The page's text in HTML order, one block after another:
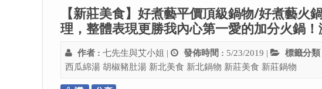
【新莊美食】好煮藝平價頂級鍋物/好煮藝火
理，整體表現更勝我內心第一愛的加分火鍋！
作者 : 七先生與艾小姐 | 發佈時間 : 5/23/2019 | 標籤分類
西瓜綿湯 胡椒豬肚湯 新北美食 新北鍋物 新莊美食 新莊鍋物